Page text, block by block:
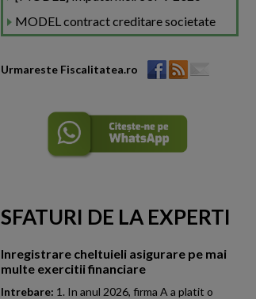
MODEL contract creditare societate
Urmareste Fiscalitatea.ro
SFATURI DE LA EXPERTI
Inregistrare cheltuieli asigurare pe mai
multe exercitii financiare
Intrebare: 1. In anul 2026, firma A a platit o